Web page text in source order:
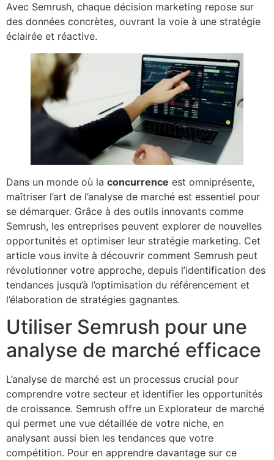
Avec Semrush, chaque décision marketing repose sur
des données concrètes, ouvrant la voie à une stratégie
éclairée et réactive.
Dans un monde où la concurrence est omniprésente,
maîtriser l’art de l’analyse de marché est essentiel pour
se démarquer. Grâce à des outils innovants comme
Semrush, les entreprises peuvent explorer de nouvelles
opportunités et optimiser leur stratégie marketing. Cet
article vous invite à découvrir comment Semrush peut
révolutionner votre approche, depuis l’identification des
tendances jusqu’à l’optimisation du référencement et
l’élaboration de stratégies gagnantes.
Utiliser Semrush pour une
analyse de marché efficace
L’analyse de marché est un processus crucial pour
comprendre votre secteur et identifier les opportunités
de croissance. Semrush offre un Explorateur de marché
qui permet une vue détaillée de votre niche, en
analysant aussi bien les tendances que votre
compétition. Pour en apprendre davantage sur ce